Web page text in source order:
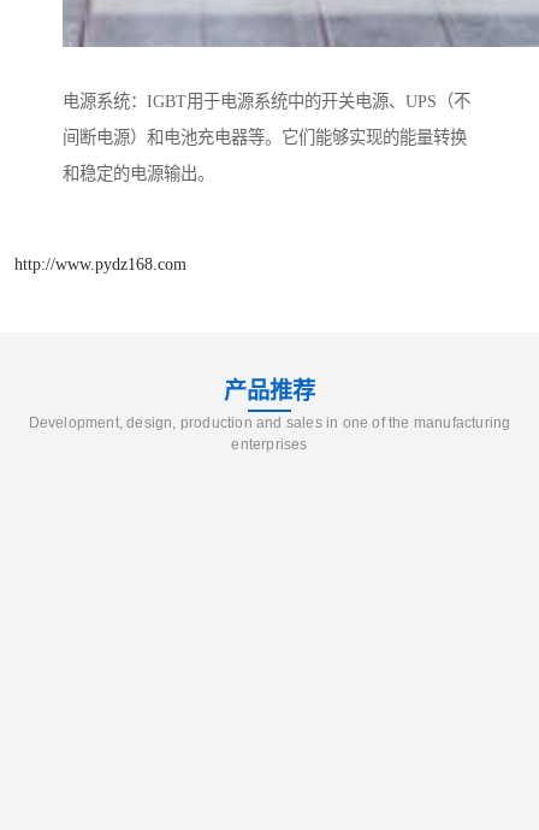
电源系统：IGBT用于电源系统中的开关电源、UPS（不
间断电源）和电池充电器等。它们能够实现的能量转换
和稳定的电源输出。
http://www.pydz168.com
产品推荐
Development, design, production and sales in one of the manufacturing
enterprises